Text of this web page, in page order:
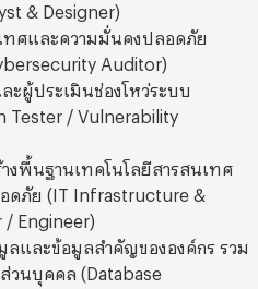
& Designer)
ทศและความมั่นคงปลอดภัย
Auditor)
ะผู้ประเมินช่องโหว่ระบบ
Tester / Vulnerability
งพื้นฐานเทคโนโลยีสารสนเทศ
ดภัย (IT Infrastructure &
/ Engineer)
และข้อมูลสำคัญขององค์กร รวม
วนบุคคล (Database